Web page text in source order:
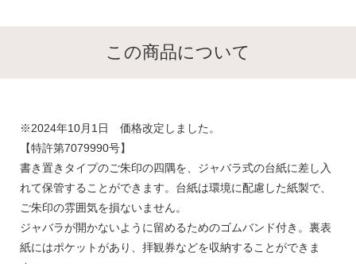
ェルト（ワッペン）個装：OPP袋入包装：-備考：紙表紙
この商品について
※2024年10月1日 価格改定しました。
【特許第7079990号】
書き置きタイプのご朱印の四隅を、ジャバラ式の台紙に差し入
れて保管することができます。台紙は環境に配慮した紙製で、
ご朱印の雰囲気を損ないません。
ジャバラが開かないように留めるためのゴムバンド付き。裏表
紙にはポケットがあり、拝観券などを収納することができま